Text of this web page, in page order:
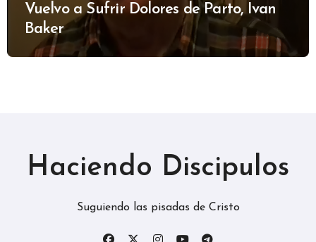
Vuelvo a Sufrir Dolores de Parto, Ivan
Baker
Haciendo Discipulos
Suguiendo las pisadas de Cristo